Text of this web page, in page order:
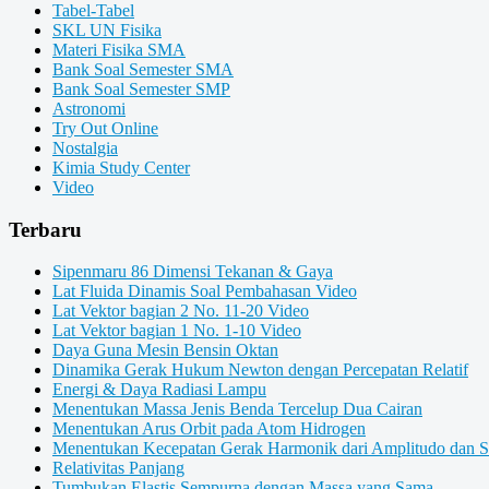
Tabel-Tabel
SKL UN Fisika
Materi Fisika SMA
Bank Soal Semester SMA
Bank Soal Semester SMP
Astronomi
Try Out Online
Nostalgia
Kimia Study Center
Video
Terbaru
Sipenmaru 86 Dimensi Tekanan & Gaya
Lat Fluida Dinamis Soal Pembahasan Video
Lat Vektor bagian 2 No. 11-20 Video
Lat Vektor bagian 1 No. 1-10 Video
Daya Guna Mesin Bensin Oktan
Dinamika Gerak Hukum Newton dengan Percepatan Relatif
Energi & Daya Radiasi Lampu
Menentukan Massa Jenis Benda Tercelup Dua Cairan
Menentukan Arus Orbit pada Atom Hidrogen
Menentukan Kecepatan Gerak Harmonik dari Amplitudo dan
Relativitas Panjang